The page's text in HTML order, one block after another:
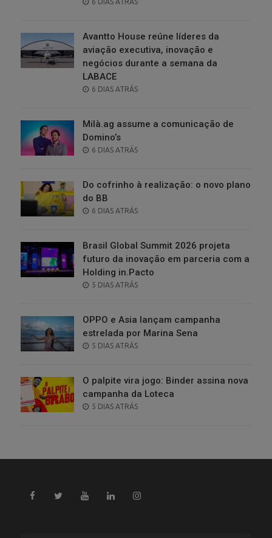
6 DIAS ATRÁS
Avantto House reúne líderes da
aviação executiva, inovação e
negócios durante a semana da
LABACE
POSTED
6 DIAS ATRÁS
Milà.ag assume a comunicação de
Domino’s
POSTED
6 DIAS ATRÁS
Do cofrinho à realização: o novo plano
do BB
POSTED
6 DIAS ATRÁS
Brasil Global Summit 2026 projeta
futuro da inovação em parceria com a
Holding in.Pacto
POSTED
5 DIAS ATRÁS
OPPO e Asia lançam campanha
estrelada por Marina Sena
POSTED
5 DIAS ATRÁS
O palpite vira jogo: Binder assina nova
campanha da Loteca
POSTED
5 DIAS ATRÁS